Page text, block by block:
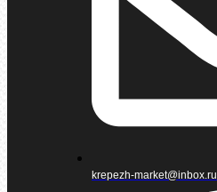
krepezh-market@inbox.ru